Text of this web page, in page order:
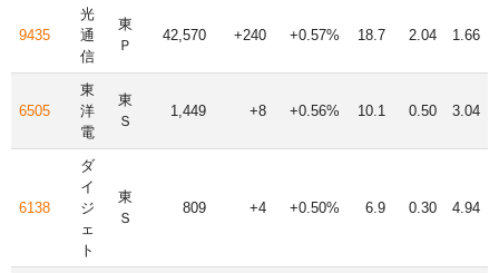
9435
光
通
信
東
Ｐ
42,570 +240 +0.57% 18.7 2.04 1.66
6505
東
洋
電
東
Ｓ
1,449 +8 +0.56% 10.1 0.50 3.04
6138
ダ
イ
ジ
ェ
ト
東
Ｓ
809 +4 +0.50% 6.9 0.30 4.94